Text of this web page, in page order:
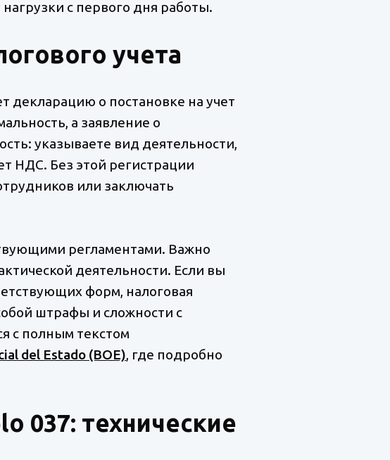
с первого дня работы.
учета
декларацию о постановке на учет
а заявление о
указываете вид деятельности,
НДС. Без этой регистрации
или заключать
регламентами. Важно
деятельности. Если вы
форм, налоговая
штрафы и сложности с
с полным текстом
del Estado (BOE), где подробно
037: технические